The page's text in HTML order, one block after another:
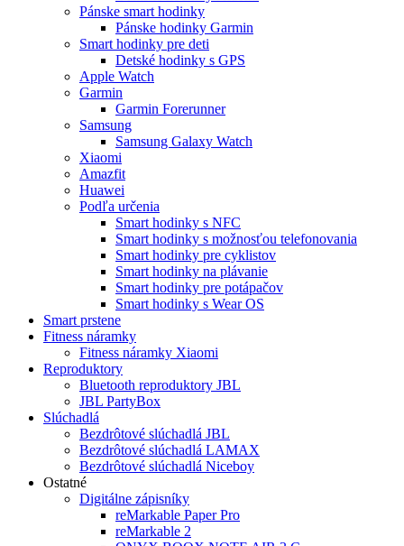
Pánske smart hodinky
Pánske hodinky Garmin
Smart hodinky pre deti
Detské hodinky s GPS
Apple Watch
Garmin
Garmin Forerunner
Samsung
Samsung Galaxy Watch
Xiaomi
Amazfit
Huawei
Podľa určenia
Smart hodinky s NFC
Smart hodinky s možnosťou telefonovania
Smart hodinky pre cyklistov
Smart hodinky na plávanie
Smart hodinky pre potápačov
Smart hodinky s Wear OS
Smart prstene
Fitness náramky
Fitness náramky Xiaomi
Reproduktory
Bluetooth reproduktory JBL
JBL PartyBox
Slúchadlá
Bezdrôtové slúchadlá JBL
Bezdrôtové slúchadlá LAMAX
Bezdrôtové slúchadlá Niceboy
Ostatné
Digitálne zápisníky
reMarkable Paper Pro
reMarkable 2